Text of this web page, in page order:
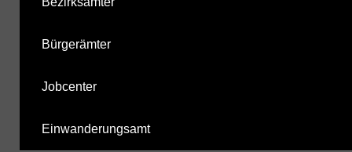
Bürgerämter
Jobcenter
Einwanderungsamt